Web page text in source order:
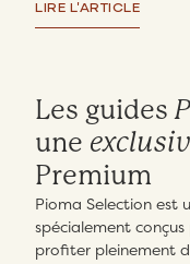
LIRE L'ARTICLE
Les guides
une
Premium
Pioma Selection est
spécialement
profiter pleinement